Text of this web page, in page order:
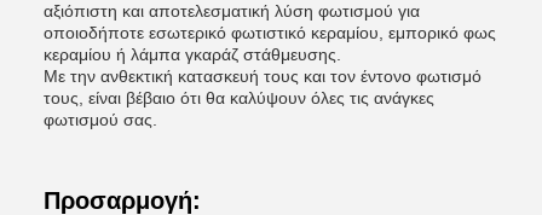
αξιόπιστη και αποτελεσματική λύση φωτισμού για
οποιοδήποτε εσωτερικό φωτιστικό κεραμίου, εμπορικό φως
κεραμίου ή λάμπα γκαράζ στάθμευσης.
Με την ανθεκτική κατασκευή τους και τον έντονο φωτισμό
τους, είναι βέβαιο ότι θα καλύψουν όλες τις ανάγκες
φωτισμού σας.
Προσαρμογή: